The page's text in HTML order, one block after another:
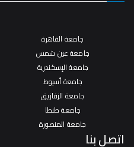
جامعة القاهرة
جامعة عين شمس
جامعة الإسكندرية
جامعة أسيوط
جامعة الزقازيق
جامعة طنطا
جامعة المنصورة
اتصل بنا